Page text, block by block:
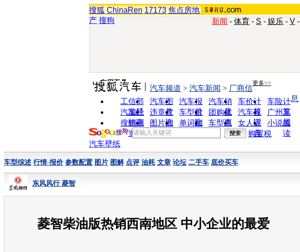
搜狐 ChinaRen 17173 焦点房地
产 搜狗 新闻 - 体育 - S - 娱乐 - V -
实用工具 更多>>
工信部
油耗
汽车图
片
汽车报
价
汽车销
量
车价计
算
车险计
算
汽车经
销商
违章查
询
车型对
比
团购优
惠
汽车投
诉
广州车
展
搜狗浏
览器
图片欣
赏
单词翻
车型查
询
女人宝
典
小说阅
读
汽车频道 > 汽车新闻 > 厂商信
息
购置税
汽车壁纸
车型综述 行情-报价 参数配置 图片 图解 点评 油耗 文章 论坛 二手车 底价买车
东风风行 菱智
菱智柴油版热销西南地区 中小企业的最爱